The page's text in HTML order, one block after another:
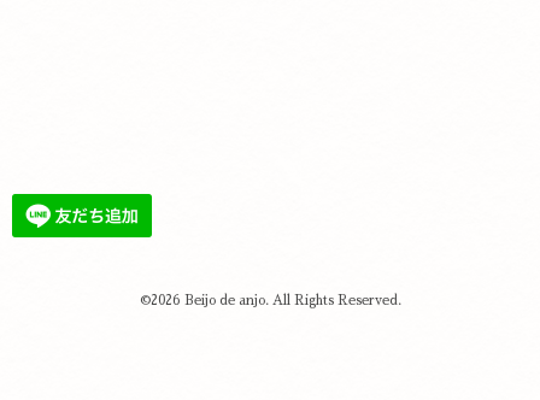
©2026 Beijo de anjo. All Rights Reserved.